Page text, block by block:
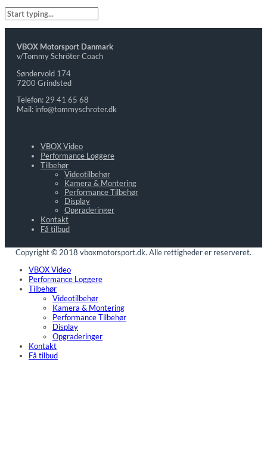
VBOX Motorsport Danmark
v/Tommy Schröter Coach
Søndervold 174
7200 Grindsted
Telefon: 29 41 65 68
Mail: info@tommyschroter.dk
VBOX Video
Performance Loggere
Tilbehør
Videotilbehør
Kamera & Montering
Performance Tilbehør
Display
Opgraderinger
Kontakt
Få tilbud
Copyright © 2018 vboxmotorsport.dk. Alle rettigheder er reserveret.
VBOX Video
Performance Loggere
Tilbehør
Videotilbehør
Kamera & Montering
Performance Tilbehør
Display
Opgraderinger
Kontakt
Få tilbud